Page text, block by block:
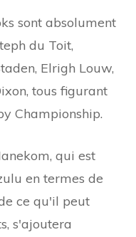
sont absolument
du Toit,
Elrigh Louw,
tous figurant
Championship.
qui est
en termes de
ce qu'il peut
s'ajoutera